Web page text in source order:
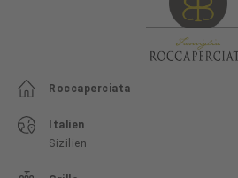
Roccaperciata
Italien
Sizilien